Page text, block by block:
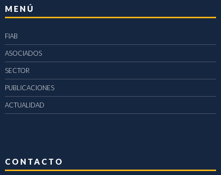
MENÚ
FIAB
ASOCIADOS
SECTOR
PUBLICACIONES
ACTUALIDAD
CONTACTO